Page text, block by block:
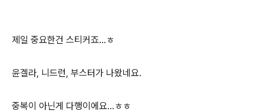
제일 중요한건 스티커죠...ㅎ
윤겔라, 니드런, 부스터가 나왔네요.
중복이 아닌게 다행이에요...ㅎㅎ